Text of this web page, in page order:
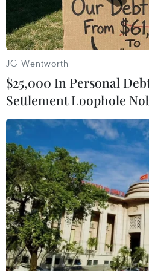
tổ chức một ngày trước đó
Angeles, bang California,
Nhóm nhạc nam hàng đầu K-
Nhóm nhạc nam hàng
JG Wentworth
$25,000 In Personal
Settlement Loophole